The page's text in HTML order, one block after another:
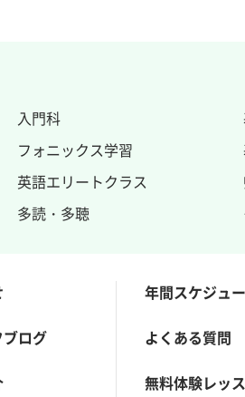
入門科
フォニックス学習
英語エリートクラス
多読・多聴
ログ
年間スケジュ
よくある質問
無料体験レッ